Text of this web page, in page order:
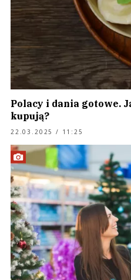
Polacy i dania gotowe.
kupują?
22.03.2025 / 11:25